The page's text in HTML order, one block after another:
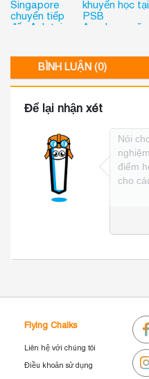
Singapore
chuyển tiếp
đến Anh tại
Singapore
khuyến học tại
PSB
Academy năm
BÌNH LUẬN (0)
Để lại nhận xét
Flying Chalks
Liên hệ với chúng tôi
Điều khoản sử dụng